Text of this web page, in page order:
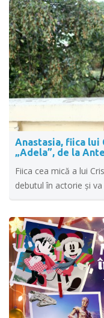
Anastasia, fiica lui
„Adela”, de la
Fiica cea mică a lui
debutul în actorie şi